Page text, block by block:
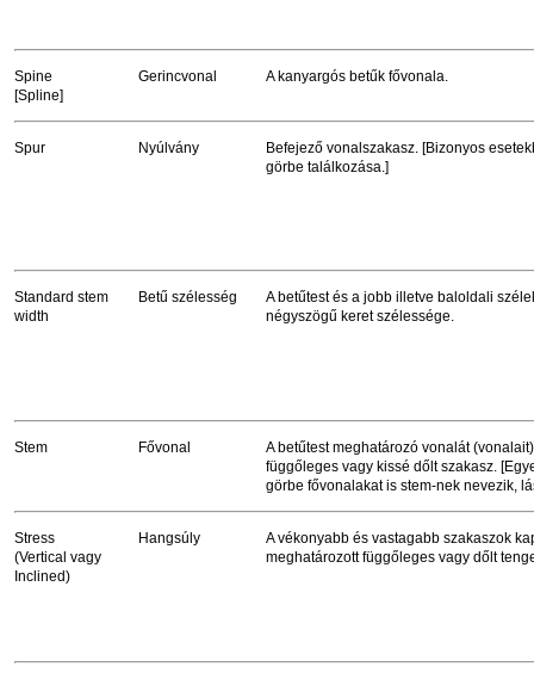
Spine
[Spline]
Gerincvonal A kanyargós betűk fővonala.
Spur Nyúlvány
Befejező vonalszakasz. [Bizonyos
görbe találkozása.]
Standard stem
width
Betű szélesség
A betűtest és a jobb illetve baloldali
négyszögű keret szélessége.
Stem Fővonal
A betűtest meghatározó vonalát
függőleges vagy kissé dőlt szakasz.
görbe fővonalakat is stem-nek nevezik,
Stress
(Vertical vagy
Inclined)
Hangsúly
A vékonyabb és vastagabb szakaszok
meghatározott függőleges vagy dőlt